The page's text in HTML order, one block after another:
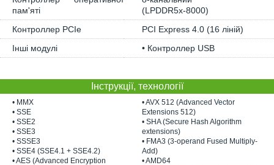
пам'яті
(LPDDR5x-8000)
Контроллер PCIe
PCI Express 4.0 (16 ліній)
Інші модулі
• Контроллер USB
Інструкції, технології
• MMX
• SSE
• SSE2
• SSE3
• SSSE3
• SSE4 (SSE4.1 + SSE4.2)
• AES (Advanced Encryption
• AVX 512 (Advanced Vector
Extensions 512)
• SHA (Secure Hash Algorithm
extensions)
• FMA3 (3-operand Fused Multiply-
Add)
• AMD64